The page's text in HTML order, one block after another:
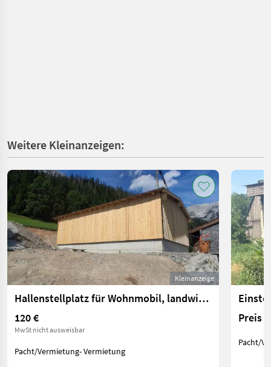
Weitere Kleinanzeigen:
Kleinanzeige
Hallenstellplatz für Wohnmobil, landwirtschaft. Gerät o.ä.
120 €
MwSt nicht ausweisbar
Pacht/Vermietung- Vermietung
Preis
Pacht/